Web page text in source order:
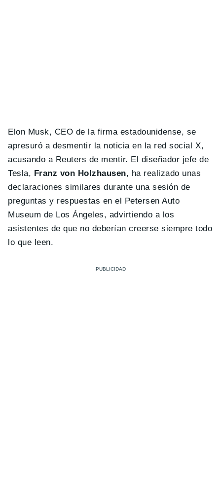
Elon Musk, CEO de la firma estadounidense, se
apresuró a desmentir la noticia en la red social X,
acusando a Reuters de mentir. El diseñador jefe de
Tesla, Franz von Holzhausen, ha realizado unas
declaraciones similares durante una sesión de
preguntas y respuestas en el Petersen Auto
Museum de Los Ángeles, advirtiendo a los
asistentes de que no deberían creerse siempre todo
lo que leen.